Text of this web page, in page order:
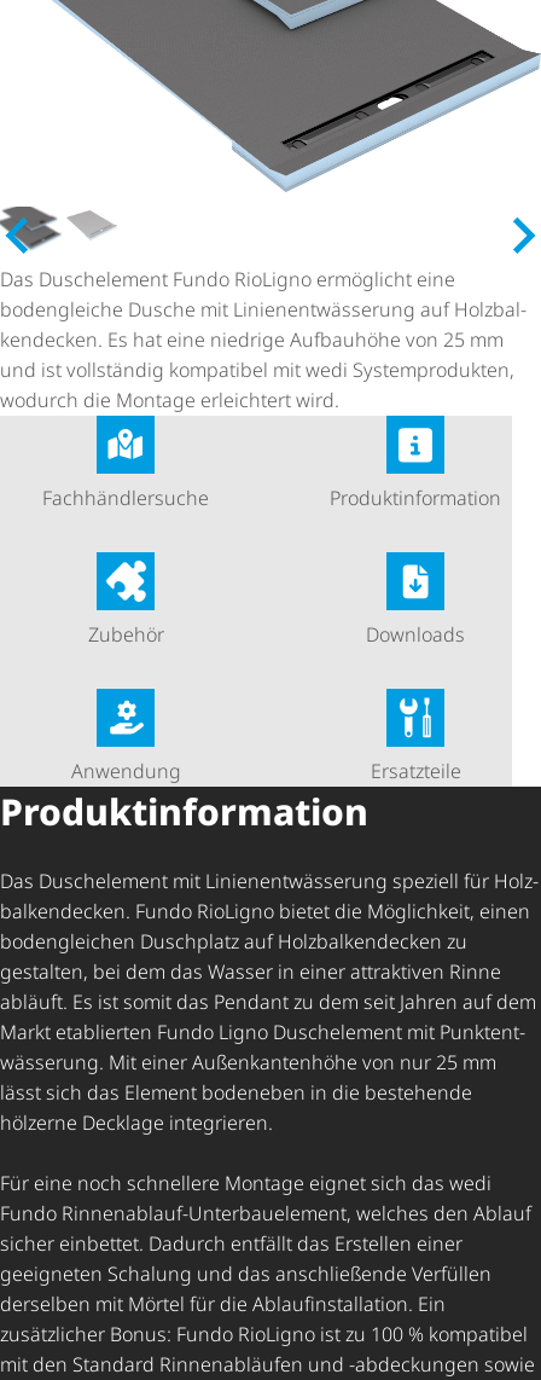
Das Duschelement Fundo RioLigno ermöglicht eine
bodengleiche Dusche mit Lini­en­ent­wäs­se­rung auf Holz­bal­
ken­de­cken. Es hat eine niedrige Aufbauhöhe von 25 mm
und ist vollständig kompatibel mit wedi System­pro­dukten,
wodurch die Montage erleichtert wird.
Fach­händ­ler­suche Produkt­in­for­ma­tion
Zubehör Downloads
Anwendung Ersatzteile
Produkt­in­for­ma­tion
Das Duschelement mit Lini­en­ent­wäs­se­rung speziell für Holz­
bal­ken­de­cken. Fundo RioLigno bietet die Möglichkeit, einen
bodengleichen Duschplatz auf Holz­bal­ken­de­cken zu
gestalten, bei dem das Wasser in einer attraktiven Rinne
abläuft. Es ist somit das Pendant zu dem seit Jahren auf dem
Markt etablierten Fundo Ligno Duschelement mit Punkt­ent­
wäs­se­rung. Mit einer Außen­kan­ten­höhe von nur 25 mm
lässt sich das Element bodeneben in die bestehende
hölzerne Decklage integrieren.
Für eine noch schnellere Montage eignet sich das wedi
Fundo Rinnenablauf-Unter­bau­ele­ment, welches den Ablauf
sicher einbettet. Dadurch entfällt das Erstellen einer
geeigneten Schalung und das anschließende Verfüllen
derselben mit Mörtel für die Ablauf­instal­la­tion. Ein
zusätzlicher Bonus: Fundo RioLigno ist zu 100 % kompatibel
mit den Standard Rinnenabläufen und -abdeckungen sowie